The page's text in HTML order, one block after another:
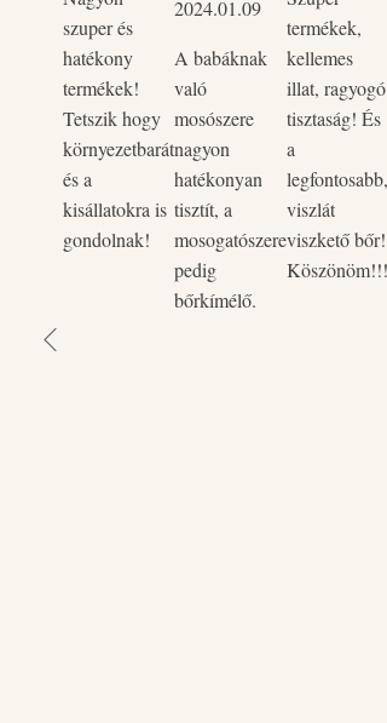
szuper és
hatékony
termékek!
Tetszik hogy
környezetbarát
és a
kisállatokra is
gondolnak!
2024.01.09
A babáknak
való
mosószere
nagyon
hatékonyan
tisztít, a
mosogatószere
pedig
bőrkímélő.
termékek,
kellemes
illat, ragyogó
tisztaság! És
a
legfontosabb,
viszlát
viszkető bőr!
Köszönöm!!!